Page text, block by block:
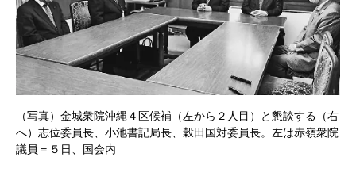
（写真）金城衆院沖縄４区候補（左から２人目）と懇談する（右
へ）志位委員長、小池書記局長、穀田国対委員長。左は赤嶺衆院
議員＝５日、国会内